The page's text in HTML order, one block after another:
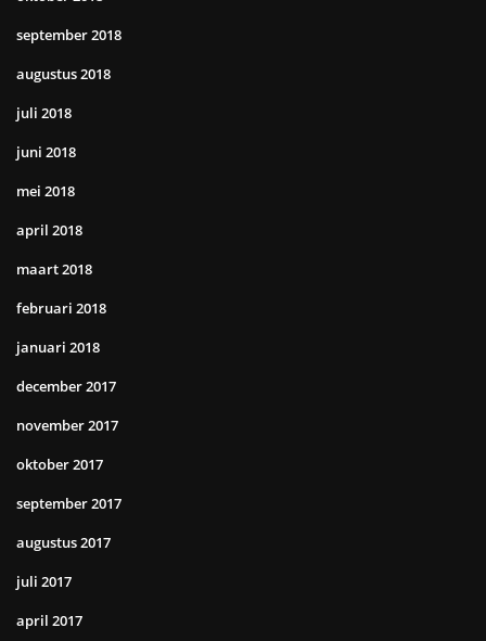
september 2018
augustus 2018
juli 2018
juni 2018
mei 2018
april 2018
maart 2018
februari 2018
januari 2018
december 2017
november 2017
oktober 2017
september 2017
augustus 2017
juli 2017
april 2017